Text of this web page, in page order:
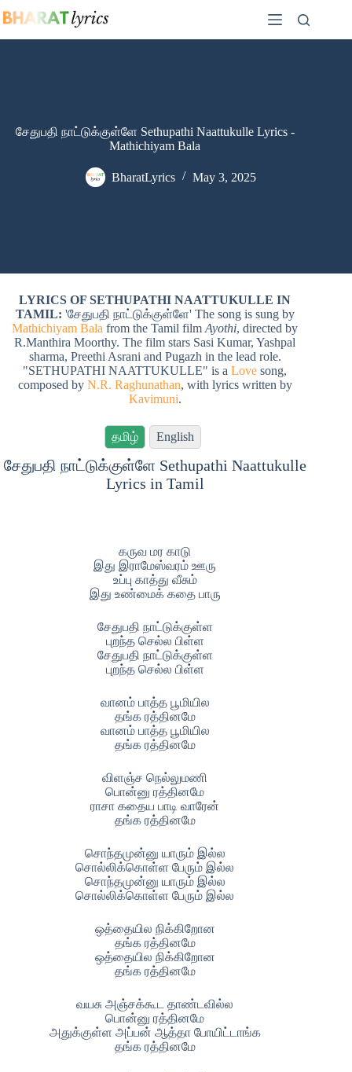
to
சேதுபதி நாட்டுக்குள்ளே Sethupathi Naattukulle Lyrics -
Mathichiyam Bala
BharatLyrics May 3, 2025
LYRICS OF SETHUPATHI NAATTUKULLE IN
TAMIL: 'சேதுபதி நாட்டுக்குள்ளே' The song is sung by
Mathichiyam Bala from the Tamil filmAyothi, directed by
R.Manthira Moorthy. The film stars Sasi Kumar, Yashpal
sharma, Preethi Asrani and Pugazh in the lead role.
"SETHUPATHI NAATTUKULLE" is aLove song,
composed by N.R. Raghunathan, with lyrics written by
Kavimuni.
தமிழ் English
சேதுபதி நாட்டுக்குள்ளே Sethupathi Naattukulle
Lyrics in Tamil
கருவ மர காடு
இது இராமேஸ்வரம் ஊரு
உப்பு காத்து வீசும்
இது உண்மைக் கதை பாரு
சேதுபதி நாட்டுக்குள்ள
புறந்த செல்ல பிள்ள
சேதுபதி நாட்டுக்குள்ள
புறந்த செல்ல பிள்ள
வானம் பாத்த பூமியில
தங்க ரத்தினமே
வானம் பாத்த பூமியில
தங்க ரத்தினமே
விளஞ்ச நெல்லுமணி
பொன்னு ரத்தினமே
ராசா கதைய பாடி வாரேன்
தங்க ரத்தினமே
சொந்தமுன்னு யாரும் இல்ல
சொல்லிக்கொள்ள பேரும் இல்ல
சொந்தமுன்னு யாரும் இல்ல
சொல்லிக்கொள்ள பேரும் இல்ல
ஒத்தையில நிக்கிறாேன
தங்க ரத்தினமே
ஒத்தையில நிக்கிறாேன
தங்க ரத்தினமே
வயசு அஞ்சக்கூட தாண்டவில்ல
பொன்னு ரத்தினமே
அதுக்குள்ள அப்பன் ஆத்தா போயிட்டாங்க
தங்க ரத்தினமே